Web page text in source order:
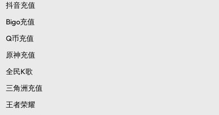
抖音充值
Bigo充值
Q币充值
原神充值
全民K歌
三角洲充值
王者荣耀